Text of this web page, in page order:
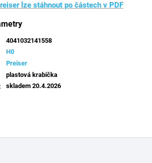
lze stáhnout po částech v PDF
4041032141558
H0
Preiser
plastová krabička
: skladem 20.4.2026